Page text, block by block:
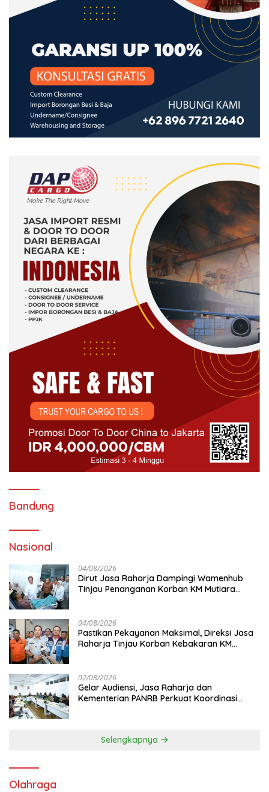
Bandung
Nasional
04/08/2026
Dirut Jasa Raharja Dampingi Wamenhub
Tinjau Penanganan Korban KM Mutiara
04/08/2026
Pastikan Pekayanan Maksimal, Direksi Jasa
Raharja Tinjau Korban Kebakaran KM
02/08/2026
Gelar Audiensi, Jasa Raharja dan
Kementerian PANRB Perkuat Koordinasi
Selengkapnya
Olahraga